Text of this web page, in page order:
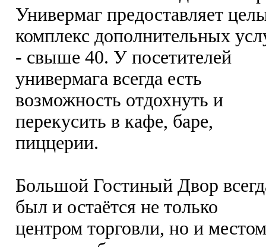
Универмаг предоставляет
комплекс дополнительных
- свыше 40. У посетителей
универмага всегда есть
возможность отдохнуть и
перекусить в кафе, баре,
пиццерии.
Большой Гостиный Двор
был и остаётся не только
центром торговли, но и местом